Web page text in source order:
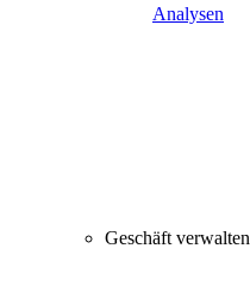
Analysen
Geschäft verwalten